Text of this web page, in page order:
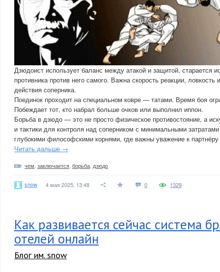
Дзюдоист использует баланс между атакой и защитой, старается
противника против него самого. Важна скорость реакции,
действия соперника.
Поединок проходит на специальном ковре — татами. Время боя
Побеждает тот, кто набрал больше очков или выполнил иппон.
Борьба в дзюдо — это не просто физическое противостояние, а
и тактики для контроля над соперником с минимальными
глубокими философскими корнями, где важны уважение к
Читать дальше →
чем заключается борьба дзюдо
snow 4 мая 2025, 13:48 0 1329
Как развивается сейчас система
отелей онлайн
Блог им. snow